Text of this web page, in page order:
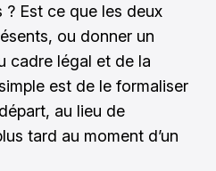
? Est ce que les deux
ou donner un
cadre légal et de la
est de le formaliser
au lieu de
tard au moment d’un